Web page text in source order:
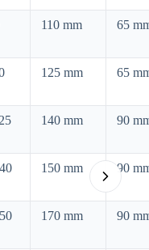
110 mm 65
125 mm 65
140 mm 90
150 mm 90
170 mm 90